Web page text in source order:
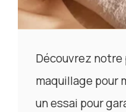
Découvrez
maquillage pour
un essai pour